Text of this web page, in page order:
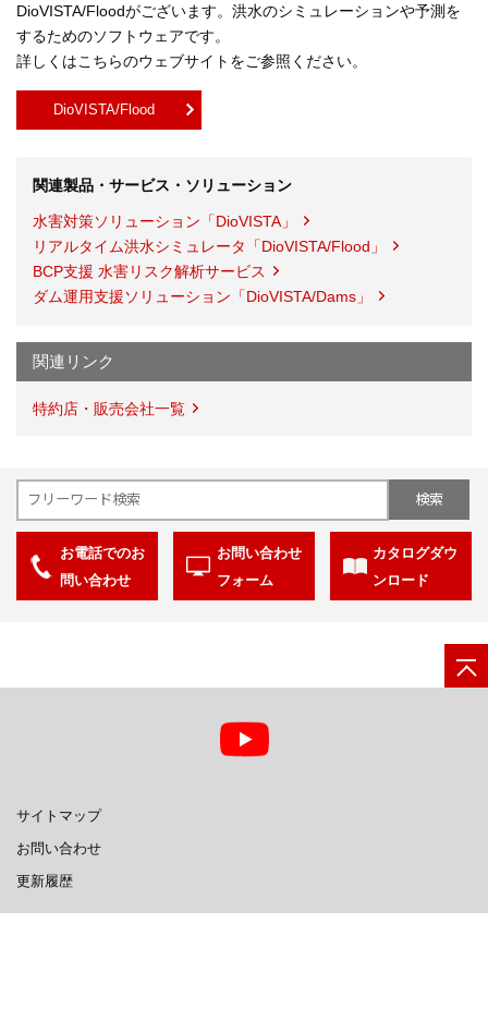
DioVISTA/Floodがございます。洪水のシミュレーションや予測を
するためのソフトウェアです。
詳しくはこちらのウェブサイトをご参照ください。
DioVISTA/Flood
関連製品・サービス・ソリューション
水害対策ソリューション「DioVISTA」
リアルタイム洪水シミュレータ「DioVISTA/Flood」
BCP支援 水害リスク解析サービス
ダム運用支援ソリューション「DioVISTA/Dams」
関連リンク
特約店・販売会社一覧
お電話でのお
問い合わせ
お問い合わせ
フォーム
カタログダウ
ンロード
サイトマップ
お問い合わせ
更新履歴